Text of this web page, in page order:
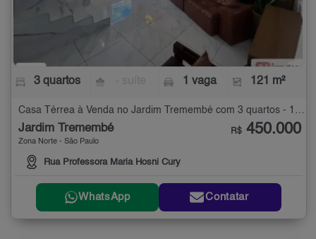
3 quartos 1 vaga 121 m²
Jardim Tremembé
Zona Norte - São Paulo
Rua Professora Maria Hosni Cury
R$ 450.000
WhatsApp Contatar